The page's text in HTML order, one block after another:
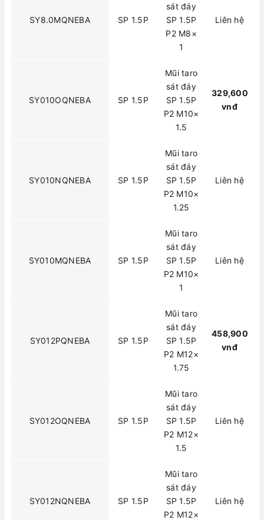
SY8.0MQNEBA SP 1.5P
sát đáy
SP 1.5P
P2 M8×
1
Liên hệ
SY010OQNEBA SP 1.5P
Mũi taro
sát đáy
SP 1.5P
P2 M10×
1.5
329,600
vnđ
SY010NQNEBA SP 1.5P
Mũi taro
sát đáy
SP 1.5P
P2 M10×
1.25
Liên hệ
SY010MQNEBA SP 1.5P
Mũi taro
sát đáy
SP 1.5P
P2 M10×
1
Liên hệ
SY012PQNEBA SP 1.5P
Mũi taro
sát đáy
SP 1.5P
P2 M12×
1.75
458,900
vnđ
SY012OQNEBA SP 1.5P
Mũi taro
sát đáy
SP 1.5P
P2 M12×
1.5
Liên hệ
SY012NQNEBA SP 1.5P
Mũi taro
sát đáy
SP 1.5P
P2 M12×
Liên hệ